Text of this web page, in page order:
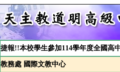
捷報!!本校學生參加114學年度全國高
教務處 國際文教中心